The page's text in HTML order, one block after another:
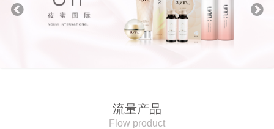
流量产品
Flow product